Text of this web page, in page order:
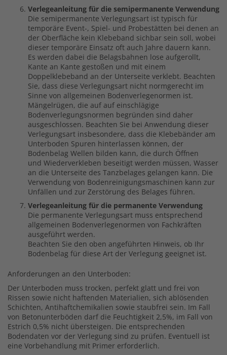
Verlegeanleitung für die semipermanente Verwendung
Die semipermanente Verlegungsart ist typisch für
temporäre Event-, Spiel- und Probestätten bei denen an
der Oberfläche kein Klebeband sichbar sein soll, wobei
dieser temporäre Einsatz oft auch Jahre dauern kann.
Es werden dabei die Belagsbahnen lose aufgerollt,
Kante an Kante gestoßen und mit einem
Doppelklebeband an der Unterseite verklebt. Beachten
Sie, dass diese Verlegungsart nicht normgerecht im
Sinne von allgemeinen Bodenverlegenormen ist.
Mängelrügen, die auf auf einschlägige
Bodenverlegungsnormen begründen sind daher
ausgeschlossen. Beachten Sie bei Anwendung dieser
Verlegungsart insbesondere, dass die Klebebänder am
Unterboden Spuren hinterlassen können, der
Bodenbelag Wellen bilden kann, die durch Öffnen
und Wiederverkleben beseitigt werden müssen, Wasser
an die Unterseite des Tanzbelages gelangen kann. Die
Verwendung von Bodenreinigungsmaschinen kann zur
Unfällen und zur Zerstörung des Belages führen.
Verlegeanleitung für die permanente Verwendung
Die permanente Verlegungsart muss entsprechend
allgemeinen Bodenverlegenormen von Fachkräften
ausgeführt werden.
Beachten Sie den oben angeführten Hinweis, ob Ihr
Bodenbelag für diese Art der Verlegung geeignet ist.
Anforderungen an den Unterboden:
Der Unterboden muss trocken, perfekt glatt und frei von
Rissen sowie nicht haftenden Materialien, sich ablösenden
Schichten, Antihaftchemikalien sowie staubfrei sein. Im Fall
von Betonunterböden darf die Feuchtigkeit 2,5%, im Fall von
Estrich 0,5% nicht übersteigen. Die entsprechenden
Bodendaten vor der Verlegung sind zu prüfen. Eventuell ist
eine Vorbehandlung mit Primer erforderlich.